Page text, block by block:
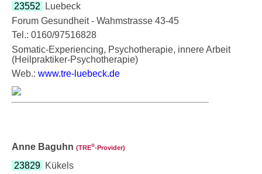
23552
Luebeck
Forum Gesundheit - Wahmstrasse 43-45
Tel.: 0160/97516828
Somatic-Experiencing, Psychotherapie, innere Arbeit
(Heilpraktiker-Psychotherapie)
Web.: www.tre-luebeck.de
Anne Baguhn (TRE®‑Provider)
23829 Kükels